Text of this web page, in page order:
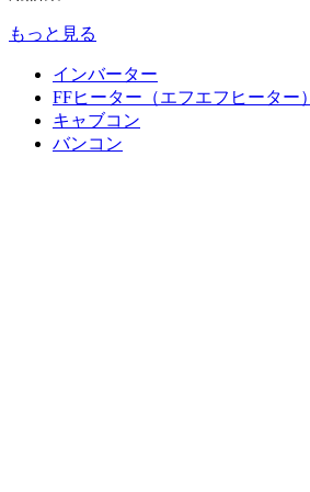
もっと見る
インバーター
FFヒーター（エフエフヒーター）
キャブコン
バンコン